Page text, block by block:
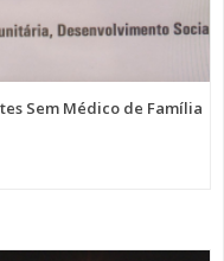
Sem Médico de Família